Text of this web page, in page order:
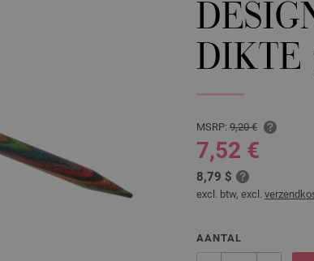
DIKTE
MSRP: 9,20 €
7,52 €
8,79 $
excl. btw, excl.
AANTAL